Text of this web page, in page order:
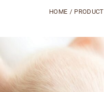
HOME / PRODUCT